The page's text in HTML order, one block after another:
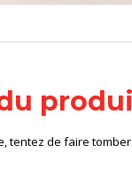
tentez de faire